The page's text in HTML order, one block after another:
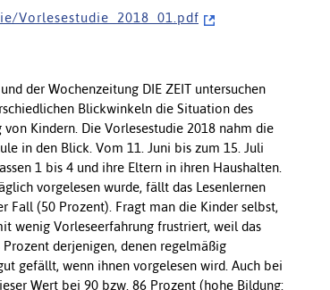
/ V o r l e s e s t u d i e _ 2 0 1 8 _ 0 1 . p d f
der Wochenzeitung DIE ZEIT untersuchen
Blickwinkeln die Situation des
Kindern. Die Vorlesestudie 2018 nahm die
in den Blick. Vom 11. Juni bis zum 15. Juli
1 bis 4 und ihre Eltern in ihren Haushalten.
vorgelesen wurde, fällt das Lesenlernen
Fall (50 Prozent). Fragt man die Kinder selbst,
wenig Vorleseerfahrung frustriert, weil das
derjenigen, denen regelmäßig
gefällt, wenn ihnen vorgelesen wird. Auch bei
Wert bei 90 bzw. 86 Prozent (hohe Bildung: